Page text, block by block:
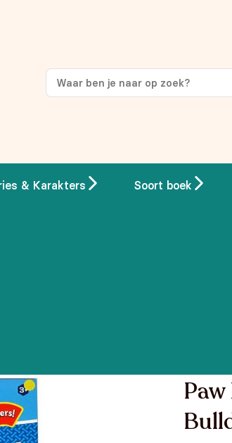
& Karakters Soort boek
op je eerste aankoop!